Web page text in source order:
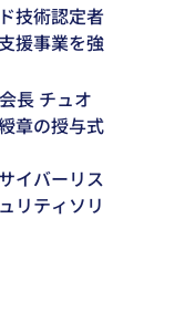
技術認定者
援事業を強
長 チュオ
章の授与式
イバーリス
リティソリ